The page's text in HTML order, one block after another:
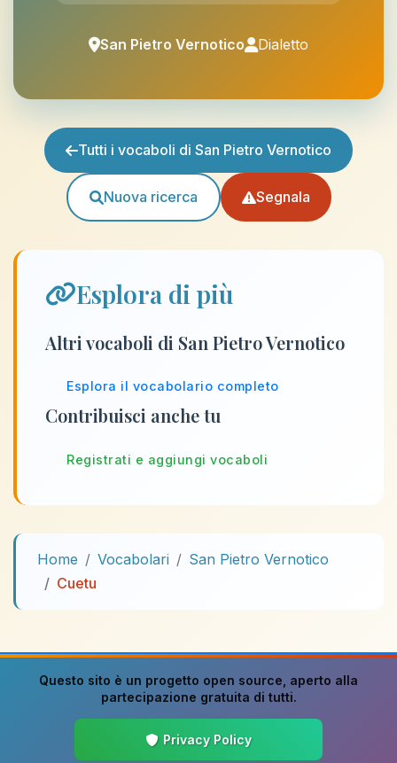
San Pietro Vernotico Dialetto
Tutti i vocaboli di San Pietro Vernotico
Nuova ricerca Segnala
Esplora di più
Altri vocaboli di San Pietro Vernotico
Esplora il vocabolario completo
Contribuisci anche tu
Registrati e aggiungi vocaboli
Home Vocabolari
San Pietro Vernotico
Cuetu
Questo sito è un progetto open source , aperto alla
partecipazione gratuita di tutti.
Privacy Policy